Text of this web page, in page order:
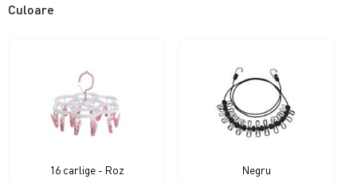
Culoare
16 carlige - Roz Negru